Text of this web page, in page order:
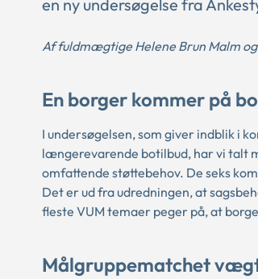
en ny undersøgelse fra
Af fuldmægtige Helene Brun Malm
En borger kommer på
I undersøgelsen, som giver indblik i
længerevarende botilbud, har vi talt
omfattende støttebehov. De seks
Det er ud fra udredningen, at
fleste VUM temaer peger på, at
Målgruppematchet